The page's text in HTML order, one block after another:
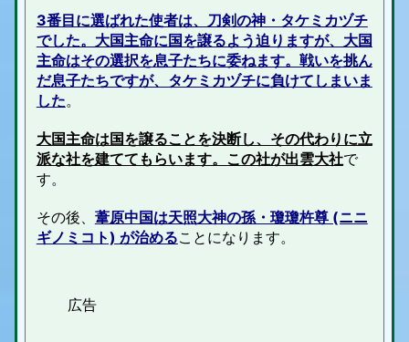
3番目に選ばれた使者は、刀剣の神・タケミカヅチ
でした。大国主命に国を譲るよう迫りますが、大国
主命はその選択を息子たちに委ねます。戦いを挑ん
だ息子たちですが、タケミカヅチに負けてしまいま
した。
大国主命は国を譲ることを決断し、その代わりに立
派な社を建ててもらいます。この社が出雲大社で
す。
その後、 葦原中国は天照大神の孫・瓊瓊杵尊 (ニニ
ギノミコト) が治めることになります。